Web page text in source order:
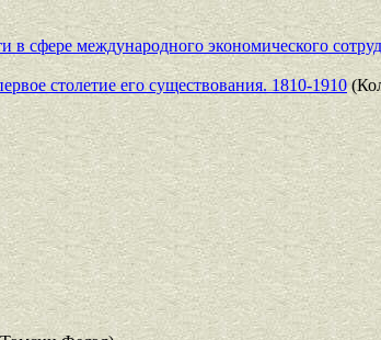
в сфере международного экономического
столетие его существования. 1810-1910